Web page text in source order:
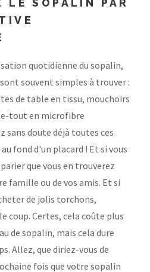
LE SOPALIN PAR
quotidienne du sopalin,
souvent simples à trouver :
de table en tissu, mouchoirs
tout en microfibre
sans doute déjà toutes ces
fond d'un placard ! Et si vous
que vous en trouverez
famille ou de vos amis. Et si
de jolis torchons,
coup. Certes, cela coûte plus
de sopalin, mais cela dure
Allez, que diriez-vous de
fois que votre sopalin